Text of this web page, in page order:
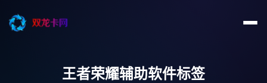
王者荣耀辅助软件标签